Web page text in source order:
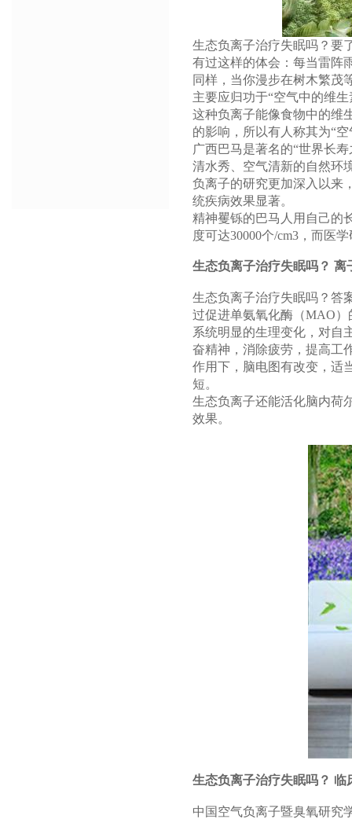
生态负离子治疗失眠吗？要
有过这样的体会：每当雷阵
同样，当你漫步在树木繁茂
主要应归功于“空气中的维
这种负离子能像食物中的维
的影响，所以有人称其为“
广西巴马是著名的“世界长
清水秀、空气清新的自然环
负离子的研究更加深入以来
统疾病效果显著。
精神矍铄的巴马人用自己的
度可达30000个/cm3，而医
生态负离子治疗失眠吗？
生态负离子治疗失眠吗？答
过促进单氨氧化酶（MAO
系统明显的生理变化，对自
奋精神，消除疲劳，提高工
作用下，脑电图有改变，适
短。
生态负离子还能活化脑内荷
效果。
生态负离子治疗失眠吗？ 临
中国空气负离子暨臭氧研究